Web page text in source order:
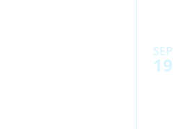
SEP
19